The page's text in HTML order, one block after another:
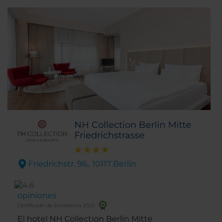
NH Collection Berlin Mitte
Friedrichstrasse
Friedrichstr. 96,. 10117 Berlín
opiniones
Certificado de Excelencia 2025
El hotel NH Collection Berlin Mitte